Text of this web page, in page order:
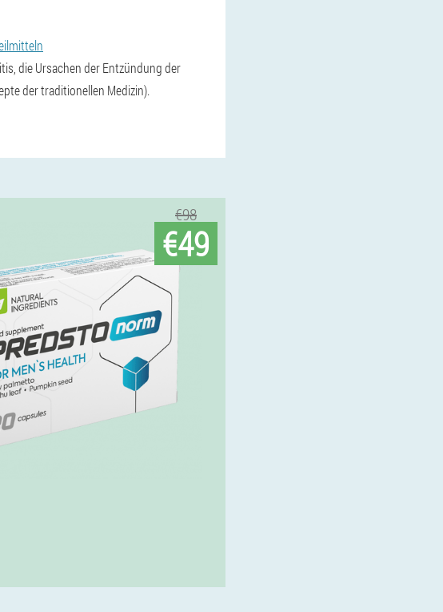
die Ursachen der Entzündung der
der traditionellen Medizin).
€98
€49